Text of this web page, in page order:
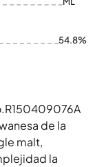
54.8%
de la
malt,
la